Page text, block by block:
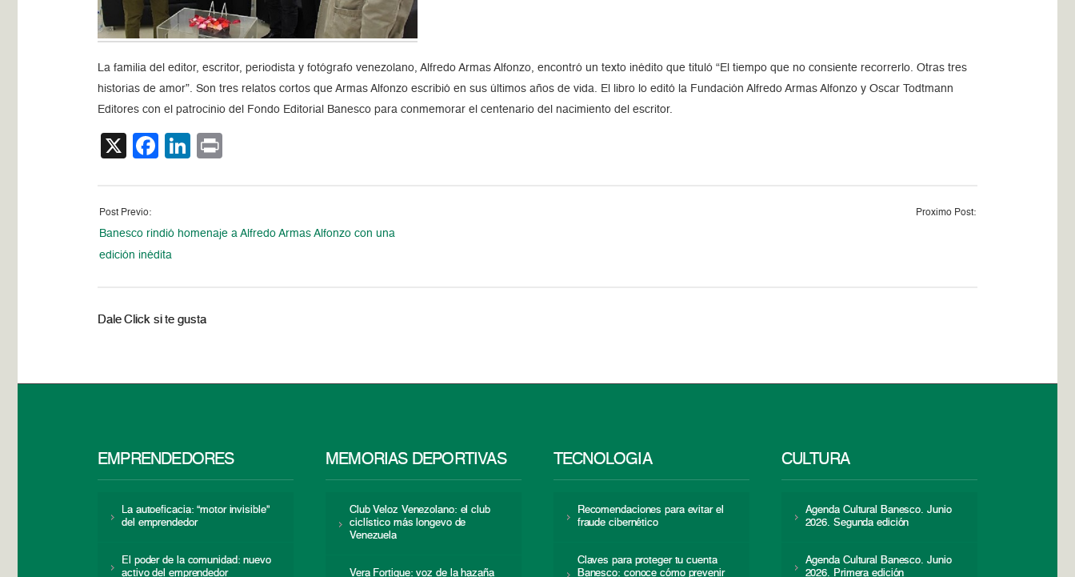
La familia del editor, escritor, periodista y fotógrafo venezolano, Alfredo Armas Alfonzo, encontró un texto inédito que tituló “El tiempo que no consiente recorrerlo. Otras tres
historias de amor”. Son tres relatos cortos que Armas Alfonzo escribió en sus últimos años de vida. El libro lo editó la Fundación Alfredo Armas Alfonzo y Oscar Todtmann
Editores con el patrocinio del Fondo Editorial Banesco para conmemorar el centenario del nacimiento del escritor.
X Facebook
LinkedIn
Post Previo:
Banesco rindió homenaje a Alfredo Armas Alfonzo con una
edición inédita
Proximo Post:
Dale Click si te gusta
EMPRENDEDORES
La autoeficacia: “motor invisible”
del emprendedor
El poder de la comunidad: nuevo
activo del emprendedor
MEMORIAS DEPORTIVAS
Club Veloz Venezolano: el club
ciclístico más longevo de
Venezuela
Vera Fortique: voz de la hazaña
TECNOLOGÍA
Recomendaciones para evitar el
fraude cibernético
Claves para proteger tu cuenta
Banesco: conoce cómo prevenir
CULTURA
Agenda Cultural Banesco. Junio
2026. Segunda edición
Agenda Cultural Banesco. Junio
2026. Primera edición